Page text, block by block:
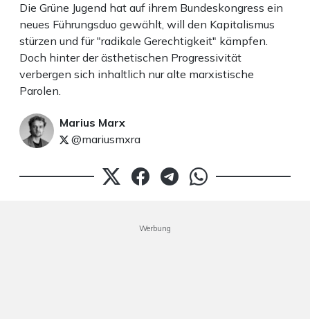
Die Grüne Jugend hat auf ihrem Bundeskongress ein
neues Führungsduo gewählt, will den Kapitalismus
stürzen und für "radikale Gerechtigkeit" kämpfen.
Doch hinter der ästhetischen Progressivität
verbergen sich inhaltlich nur alte marxistische
Parolen.
Marius Marx
@mariusmxra
Werbung